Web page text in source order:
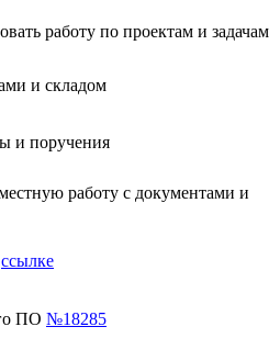
работу по проектам и задачам
и складом
и поручения
работу с документами и
ссылке
ПО №18285